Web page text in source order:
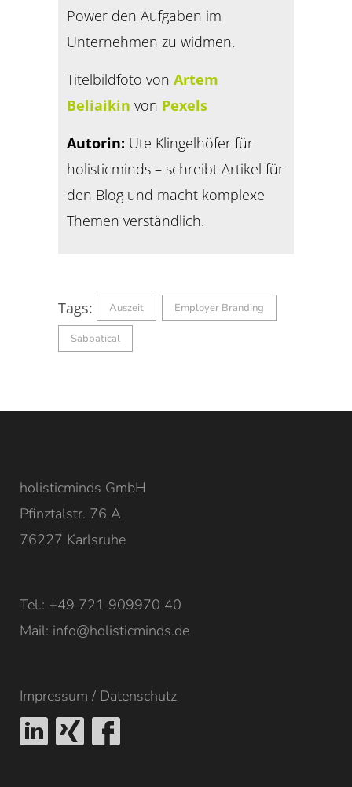
Power den Aufgaben im
Unternehmen zu widmen.
Titelbildfoto von Artem
Beliaikin von Pexels
Autorin: Ute Klingelhöfer für
holisticminds – schreibt Artikel für
den Blog und macht komplexe
Themen verständlich.
Tags: Auszeit Employer Branding
Sabbatical
holisticminds GmbH
Pfinztalstr. 76 A
76227 Karlsruhe
Tel.: +49 721 909970 40
Mail: info@holisticminds.de
Impressum / Datenschutz